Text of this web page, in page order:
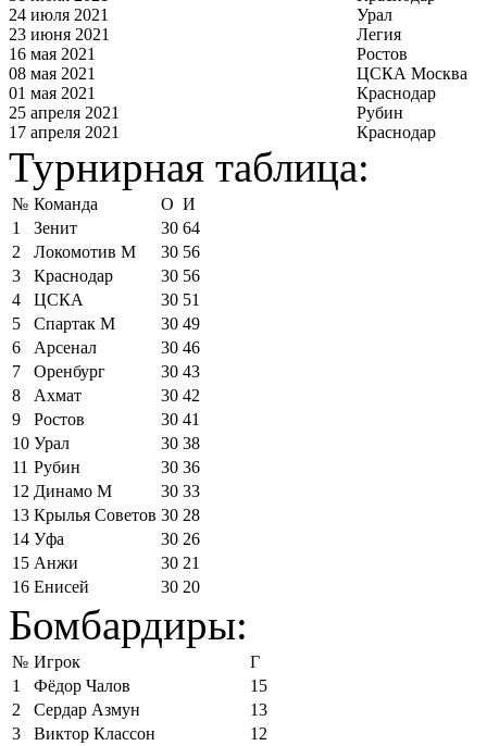
24 июля 2021
Урал
23 июня 2021
Легия
16 мая 2021
Ростов
08 мая 2021
ЦСКА Москва
01 мая 2021
Краснодар
25 апреля 2021
Рубин
17 апреля 2021
Краснодар
Турнирная таблица:
№ Команда О И
1
Зенит 30 64
2
Локомотив М 30 56
3
Краснодар 30 56
4
ЦСКА 30 51
5
Спартак М 30 49
6
Арсенал 30 46
7
Оренбург 30 43
8
Ахмат 30 42
9
Ростов 30 41
10 Урал 30 38
11 Рубин 30 36
12 Динамо М 30 33
13 Крылья Советов 30 28
14 Уфа 30 26
15 Анжи 30 21
16 Енисей 30 20
Бомбардиры:
№ Игрок
Г
1
Фёдор Чалов
15
2
Сердар Азмун
13
3
Виктор Классон
12